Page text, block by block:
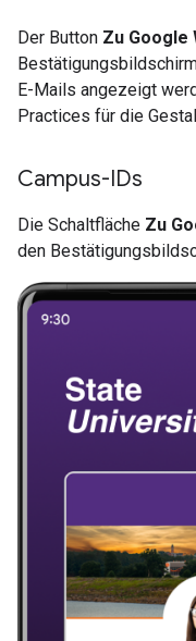
Der Button Zu Google
E-Mails angezeigt
Practices für die
Campus-IDs
Die Schaltfläche Zu
den